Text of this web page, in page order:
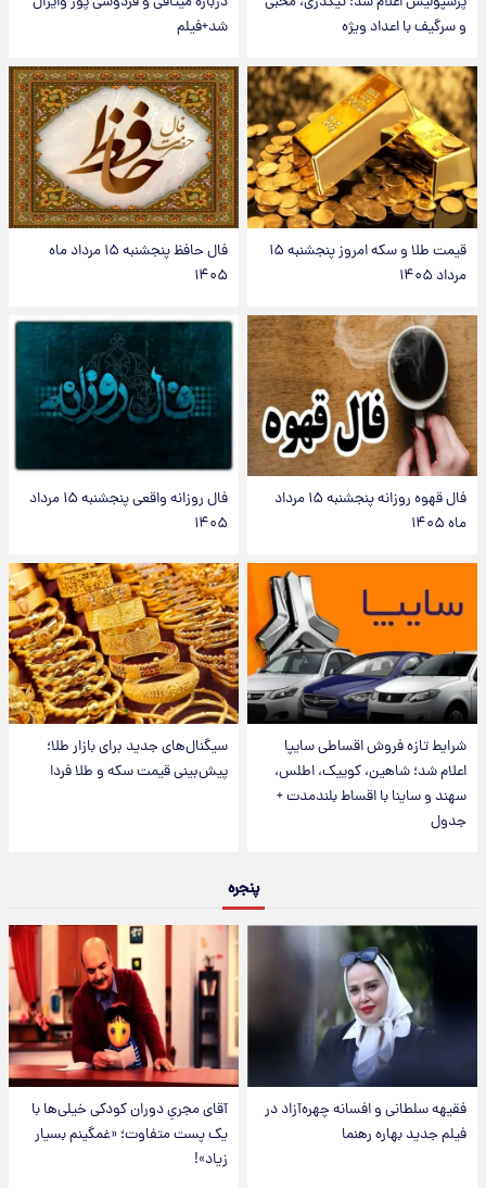
و سرگیف با اعداد ویژه
شد+فیلم
قیمت طلا و سکه امروز پنجشنبه ۱۵
مرداد ۱۴۰۵
فال حافظ پنجشنبه ۱۵ مرداد ماه
۱۴۰۵
فال قهوه روزانه پنجشنبه ۱۵ مرداد
ماه ۱۴۰۵
فال روزانه واقعی پنجشنبه ۱۵ مرداد
۱۴۰۵
شرایط تازه فروش اقساطی سایپا
اعلام شد؛ شاهین، کوییک، اطلس،
سهند و ساینا با اقساط بلندمدت +
جدول
سیگنال‌های جدید برای بازار طلا؛
پیش‌بینی قیمت سکه و طلا فردا
پنجره
فقیهه سلطانی و افسانه چهره‌آزاد در
فیلم جدید بهاره رهنما
آقای مجریِ دوران کودکی خیلی‌ها با
یک پست متفاوت؛ «غمگینم بسیار
زیاد»!